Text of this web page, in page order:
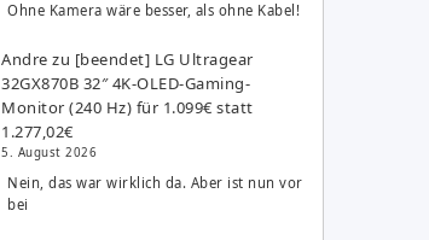
Ohne Kamera wäre besser, als ohne Kabel!
Andre zu [beendet] LG Ultragear
32GX870B 32″ 4K-OLED-Gaming-
Monitor (240 Hz) für 1.099€ statt
1.277,02€
5. August 2026
Nein, das war wirklich da. Aber ist nun vor
bei